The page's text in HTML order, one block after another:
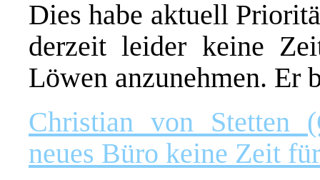
Dies habe aktuell
derzeit leider keine
Löwen anzunehmen. Er
Christian von Stetten
neues Büro keine Zeit